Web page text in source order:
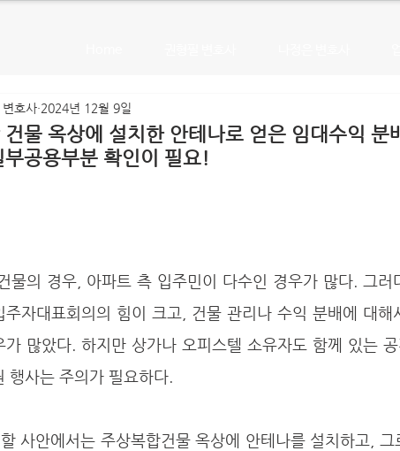
물 옥상에 설치한 안테나로 얻은 임대수익 분
부공용부분 확인이 필요!
호사 2024년 12월 9일
주자대표회의의 힘이 크고, 건물 관리나 수익 분배에 대해
가 많았다. 하지만 상가나 오피스텔 소유자도 함께 있는
행사는 주의가 필요하다.